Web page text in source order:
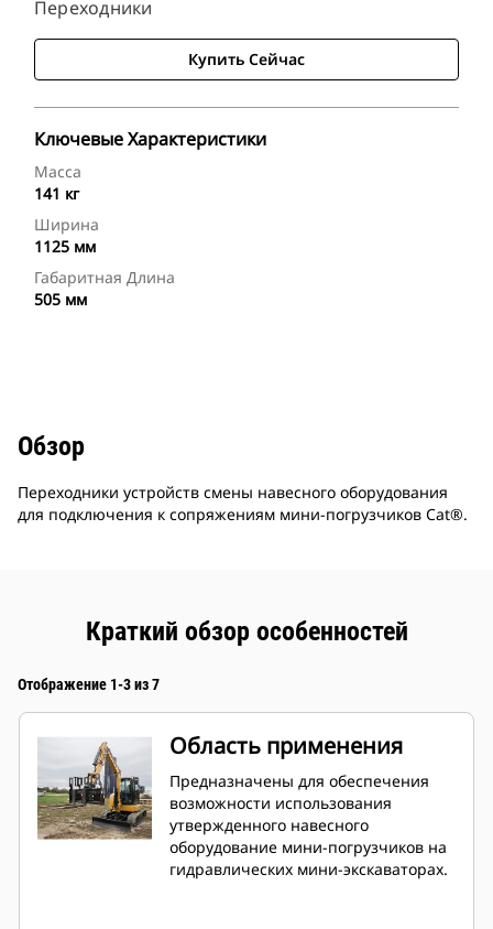
Переходники
Купить Сейчас
Ключевые Характеристики
Масса
141 кг
Ширина
1125 мм
Габаритная Длина
505 мм
Обзор
Переходники устройств смены навесного оборудования
для подключения к сопряжениям мини-погрузчиков Cat®.
Краткий обзор особенностей
Отображение 1-3 из 7
Область применения
Предназначены для обеспечения
возможности использования
утвержденного навесного
оборудование мини-погрузчиков на
гидравлических мини-экскаваторах.